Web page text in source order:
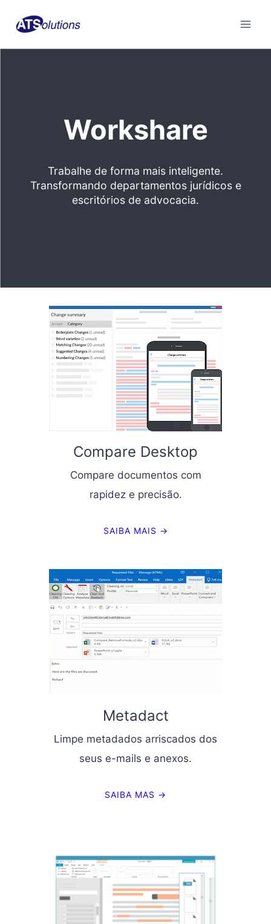
Workshare
Trabalhe de forma mais inteligente.
Transformando departamentos jurídicos e
escritórios de advocacia.
Compare Desktop
Compare documentos com
rapidez e precisão.
SAIBA MAIS →
Metadact
Limpe metadados arriscados dos
seus e-mails e anexos.
SAIBA MAS →